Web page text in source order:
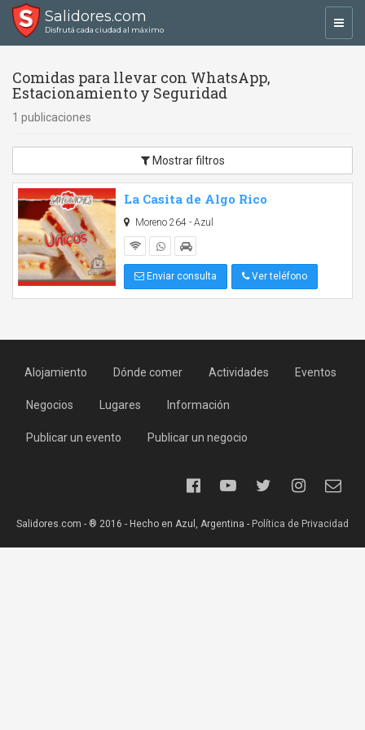
Salidores.com
Disfrutá cada ciudad al máximo
Comidas para llevar con WhatsApp,
Estacionamiento y Seguridad
1 publicaciones
Mostrar filtros
La Casita de Algo Rico
Moreno 264 - Azul
Enviar consulta Ver teléfono
Alojamiento Dónde comer Actividades Eventos
Negocios Lugares Información
Publicar un evento Publicar un negocio
Salidores.com - ® 2016 - Hecho en Azul, Argentina - Política de Privacidad